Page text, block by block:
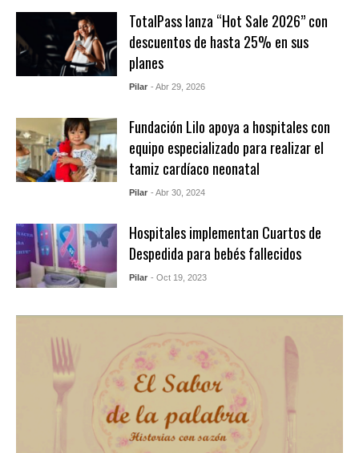
TotalPass lanza “Hot Sale 2026” con
descuentos de hasta 25% en sus
planes
Pilar - Abr 29, 2026
Fundación Lilo apoya a hospitales con
equipo especializado para realizar el
tamiz cardíaco neonatal
Pilar - Abr 30, 2024
Hospitales implementan Cuartos de
Despedida para bebés fallecidos
Pilar - Oct 19, 2023